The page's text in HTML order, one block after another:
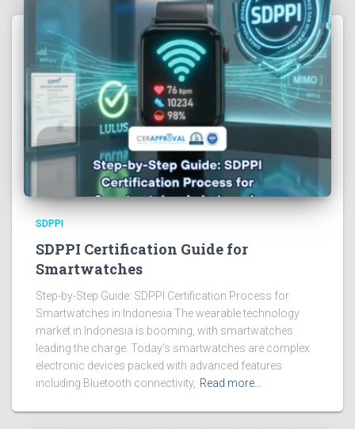
SDPPI
SDPPI Certification Guide for
Smartwatches
Step-by-Step Guide: SDPPI Certification Process for
Smartwatches in Indonesia The wearable technology
market in Indonesia is booming, with smartwatches
leading the charge. Today’s smartwatches are complex
electronic devices packed with advanced features
including Bluetooth connectivity, Read more…